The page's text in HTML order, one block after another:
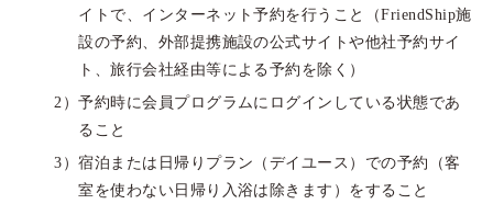
イトで、インターネット予約を行うこと（FriendShip施
設の予約、外部提携施設の公式サイトや他社予約サイ
ト、旅行会社経由等による予約を除く）
予約時に会員プログラムにログインしている状態であ
ること
宿泊または日帰りプラン（デイユース）での予約（客
室を使わない日帰り入浴は除きます）をすること